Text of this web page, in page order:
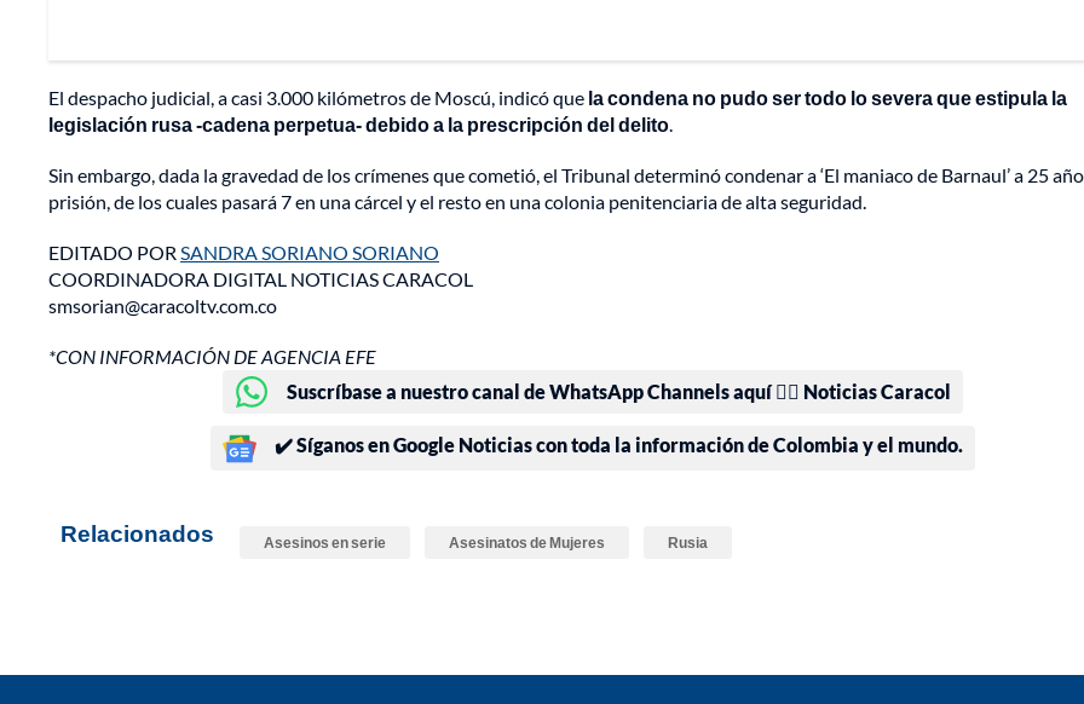
El despacho judicial, a casi 3.000 kilómetros de Moscú, indicó que la condena no pudo ser todo lo severa que estipula la
legislación rusa -cadena perpetua- debido a la prescripción del delito.
Sin embargo, dada la gravedad de los crímenes que cometió, el Tribunal determinó condenar a ‘El maniaco de Barnaul’ a 25
prisión, de los cuales pasará 7 en una cárcel y el resto en una colonia penitenciaria de alta seguridad.
EDITADO POR SANDRA SORIANO SORIANO
COORDINADORA DIGITAL NOTICIAS CARACOL
smsorian@caracoltv.com.co
*CON INFORMACIÓN DE AGENCIA EFE
Suscríbase a nuestro canal de WhatsApp Channels aquí 👉🏻 Noticias Caracol
✔️ Síganos en Google Noticias con toda la información de Colombia y el mundo.
Relacionados Asesinos en serie Asesinatos de Mujeres Rusia